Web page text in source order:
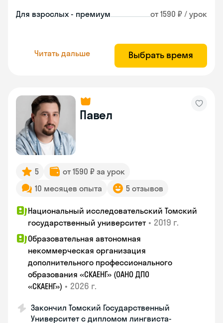
Для взрослых - премиум от 1590 ₽ / урок
Читать дальше Выбрать время
Павел
5
от 1590 ₽ за урок
10 месяцев опыта
5 отзывов
Национальный исследовательский Томский
государственный университет • 2019 г.
Образовательная автономная
некоммерческая организация
дополнительного профессионального
образования «СКАЕНГ» (ОАНО ДПО
«СКАЕНГ») • 2026 г.
Закончил Томский Государственный
Университет с дипломом лингвиста-